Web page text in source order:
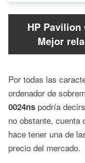
HP Pavilion
Mejor
Por todas las
ordenador de
0024ns podría
no obstante, cuenta
hace tener una de
precio del mercado.